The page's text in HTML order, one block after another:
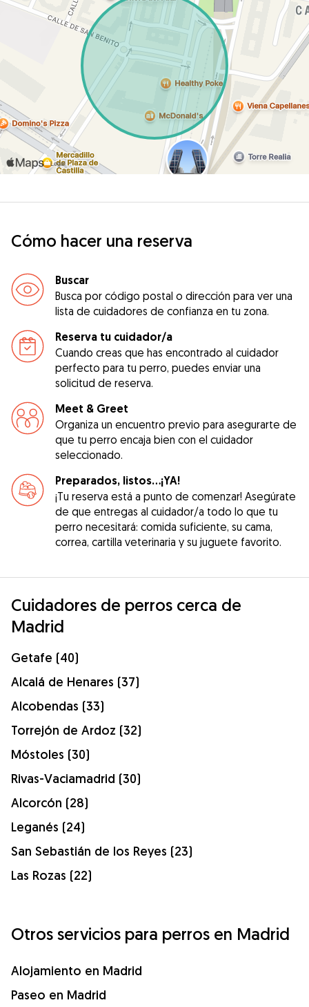
Cómo hacer una reserva
Buscar
Busca por código postal o dirección para ver una
lista de cuidadores de confianza en tu zona.
Reserva tu cuidador/a
Cuando creas que has encontrado al cuidador
perfecto para tu perro, puedes enviar una
solicitud de reserva.
Meet & Greet
Organiza un encuentro previo para asegurarte de
que tu perro encaja bien con el cuidador
seleccionado.
Preparados, listos...¡YA!
¡Tu reserva está a punto de comenzar! Asegúrate
de que entregas al cuidador/a todo lo que tu
perro necesitará: comida suficiente, su cama,
correa, cartilla veterinaria y su juguete favorito.
Cuidadores de perros cerca de
Madrid
Getafe (40)
Alcalá de Henares (37)
Alcobendas (33)
Torrejón de Ardoz (32)
Móstoles (30)
Rivas-Vaciamadrid (30)
Alcorcón (28)
Leganés (24)
San Sebastián de los Reyes (23)
Las Rozas (22)
Otros servicios para perros en Madrid
Alojamiento en Madrid
Paseo en Madrid